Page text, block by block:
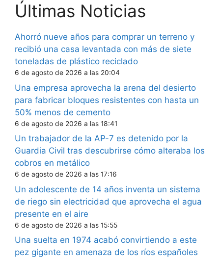
Últimas Noticias
Ahorró nueve años para comprar un terreno y
recibió una casa levantada con más de siete
toneladas de plástico reciclado
6 de agosto de 2026 a las 20:04
Una empresa aprovecha la arena del desierto
para fabricar bloques resistentes con hasta un
50% menos de cemento
6 de agosto de 2026 a las 18:41
Un trabajador de la AP-7 es detenido por la
Guardia Civil tras descubrirse cómo alteraba los
cobros en metálico
6 de agosto de 2026 a las 17:16
Un adolescente de 14 años inventa un sistema
de riego sin electricidad que aprovecha el agua
presente en el aire
6 de agosto de 2026 a las 15:55
Una suelta en 1974 acabó convirtiendo a este
pez gigante en amenaza de los ríos españoles